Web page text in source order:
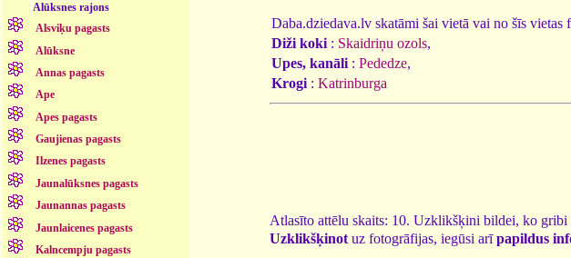
Alūksnes rajons
Alsviķu pagasts
Alūksne
Annas pagasts
Ape
Apes pagasts
Gaujienas pagasts
Ilzenes pagasts
Jaunalūksnes pagasts
Jaunannas pagasts
Jaunlaicenes pagasts
Kalncempju pagasts
Daba.dziedava.lv skatāmi šai vietā vai no šīs vietas
Diži koki : Skaidriņu ozols,
Upes, kanāli : Pededze,
Krogi : Katrinburga
Atlasīto attēlu skaits: 10. Uzklikšķini bildei, ko gribi
Uzklikšķinot uz fotogrāfijas, iegūsi arīpapildus